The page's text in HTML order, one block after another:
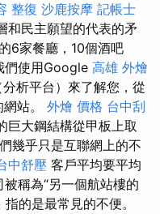
整復 沙鹿按摩 記帳士
和民主願望的代表的矛
6家餐廳，10個酒吧
們使用Google 高雄 外燴
析平台）來了解您，從
站。 外燴 價格 台中刮
巨大鋼結構從甲板上取
幾乎只是互聯網上的不
中舒壓 客戶平均要平均
稱為“另一個航站樓的
的是最常見的不便。